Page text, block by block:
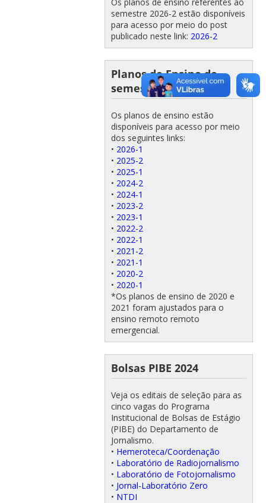
semestre 2026-2 estão disponíveis
para acesso por meio do post
publicado neste link: 2026-2
Planos de Ensino de
semestres anteriores
Os planos de ensino estão
disponíveis para acesso por meio
dos seguintes links:
• 2026-1
• 2025-2
• 2025-1
• 2024-2
• 2024-1
• 2023-2
• 2023-1
• 2022-2
• 2022-1
• 2021-2
• 2021-1
• 2020-2
• 2020-1
*Os planos de ensino de 2020 e
2021 foram ajustados para o
ensino remoto remoto
emergencial.
Bolsas PIBE 2024
Veja os editais de seleção para as
cinco vagas do Programa
Institucional de Bolsas de Estágio
(PIBE) do Departamento de
Jornalismo.
• Hemeroteca/Coordenação
• Laboratório de Radiojornalismo
• Laboratório de Fotojornalismo
• Jornal-Laboratório Zero
• NTDI